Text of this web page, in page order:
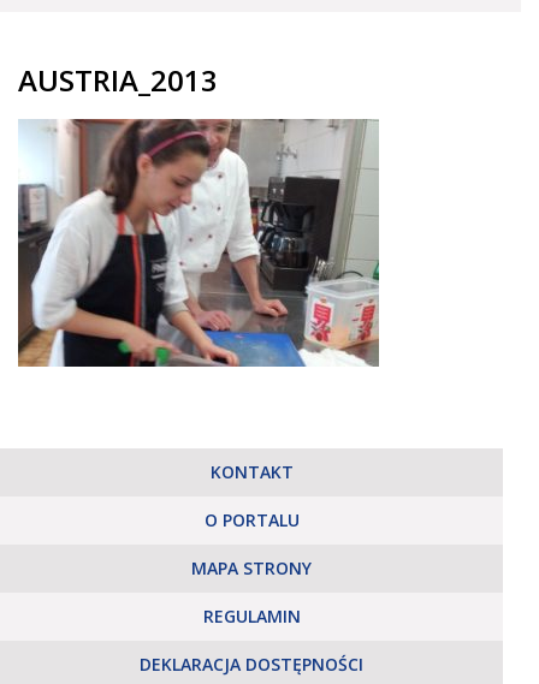
AUSTRIA_2013
KONTAKT
O PORTALU
MAPA STRONY
REGULAMIN
DEKLARACJA DOSTĘPNOŚCI